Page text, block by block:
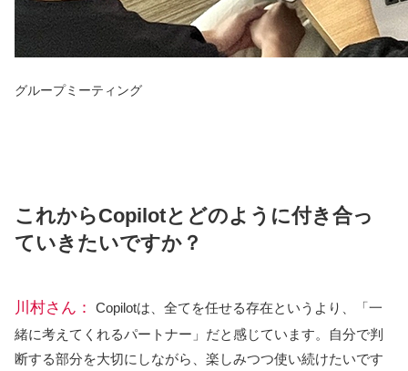
グループミーティング
これからCopilotとどのように付き合っ
ていきたいですか？
川村さん：
Copilotは、全てを任せる存在というより、「一
緒に考えてくれるパートナー」だと感じています。自分で判
断する部分を大切にしながら、楽しみつつ使い続けたいです